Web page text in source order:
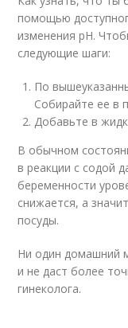
помощью
изменения pH.
следующие шаги:
По
Собирайте ее в
Добавьте в
В обычном
в реакции с содой
беременности
снижается, а
посуды.
Ни один домашний
и не даст более
гинеколога.